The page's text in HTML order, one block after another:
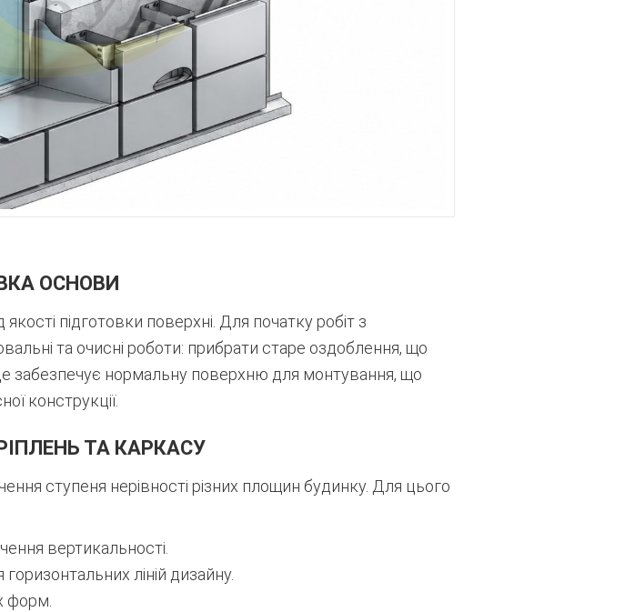
ОСНОВИ
якості підготовки поверхні. Для початку робіт з
та очисні роботи: прибрати старе оздоблення, що
забезпечує нормальну поверхню для монтування, що
конструкції.
ТА КАРКАСУ
ступеня нерівності різних площин будинку. Для цього
вертикальності.
ліній дизайну.
форм.